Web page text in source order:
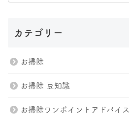
カテゴリー
お掃除
お掃除 豆知識
お掃除ワンポイントアドバイス